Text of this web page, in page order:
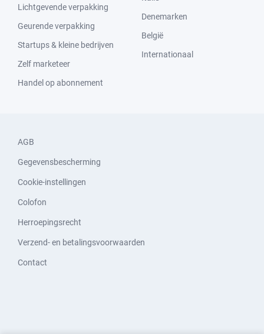
Lichtgevende verpakking
Geurende verpakking
Startups & kleine bedrijven
Zelf marketeer
Handel op abonnement
Denemarken
België
Internationaal
AGB
Gegevensbescherming
Cookie-instellingen
Colofon
Herroepingsrecht
Verzend- en betalingsvoorwaarden
Contact